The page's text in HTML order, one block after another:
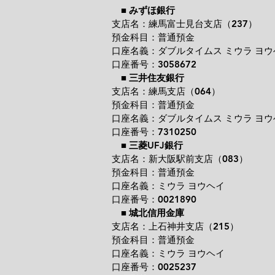
■ みずほ銀行
支店名：練馬富士見台支店（237）
預金科目：普通預金
口座名義：ダブルタイムス ミウラ ヨウ
口座番号：3058672
■ 三井住友銀行
支店名：練馬支店（064）
預金科目：普通預金
口座名義：ダブルタイムス ミウラ ヨウ
口座番号：7310250
■ 三菱UFJ銀行
支店名：新大阪駅前支店（083）
預金科目：普通預金
口座名義：ミウラ ヨウヘイ
口座番号：0021890
■ 城北信用金庫
支店名：上石神井支店（215）
預金科目：普通預金
口座名義：ミウラ ヨウヘイ
口座番号：0025237